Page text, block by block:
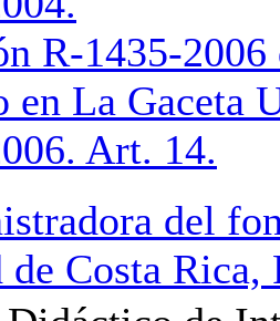
R-1435-
en La Gaceta
Art. 14.
del
Costa Rica,